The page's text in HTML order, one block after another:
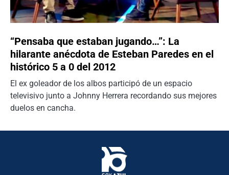
“Pensaba que estaban jugando…”: La
hilarante anécdota de Esteban Paredes en el
histórico 5 a 0 del 2012
El ex goleador de los albos participó de un espacio
televisivo junto a Johnny Herrera recordando sus mejores
duelos en cancha.